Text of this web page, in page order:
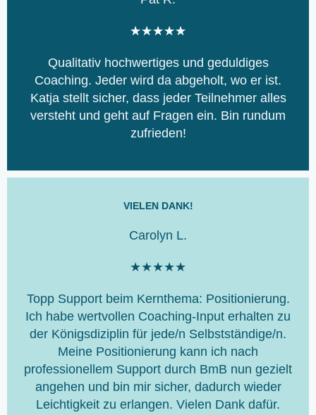
★★★★★
w
e
r
t
m
t
v
5
Qualitativ hochwertiges und geduldiges
Coaching. Jeder wird da abgeholt, wo er ist.
Katja stellt sicher, dass jeder Teilnehmer alles
versteht und geht auf Fragen ein. Bin rundum
zufrieden!
VIELEN DANK!
Carolyn L.
★★★★★
w
e
t
e
t
m
Topp Support beim Kernthema: Positionierung.
Ich habe wertvollen Coaching-Input erhalten zu
der Königsdiziplin für jede/n Selbstständige/n.
Meine Positionierung kann ich nach
professionellem Support durch BmB nun gezielt
angehen und bin mir sicher, dadurch wieder
Leichtigkeit zu erlangen. Vielen Dank dafür.